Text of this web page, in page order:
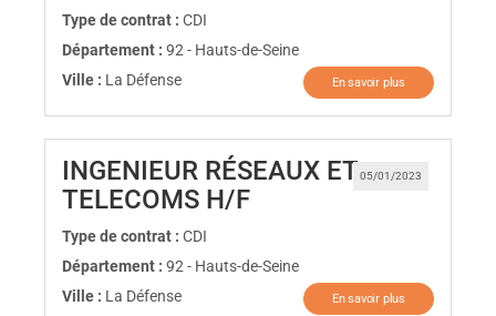
Type de contrat : CDI
Département : 92 - Hauts-de-Seine
Ville : La Défense En savoir plus
05/01/2023
INGENIEUR RÉSEAUX ET
TELECOMS H/F(Nouvelle fenêtre)
Type de contrat : CDI
Département : 92 - Hauts-de-Seine
Ville : La Défense En savoir plus